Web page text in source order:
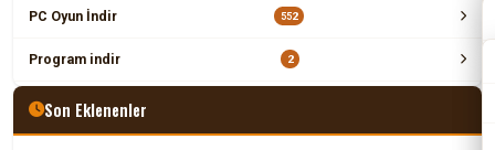
PC Oyun İndir 552
Program indir 2
Son Eklenenler